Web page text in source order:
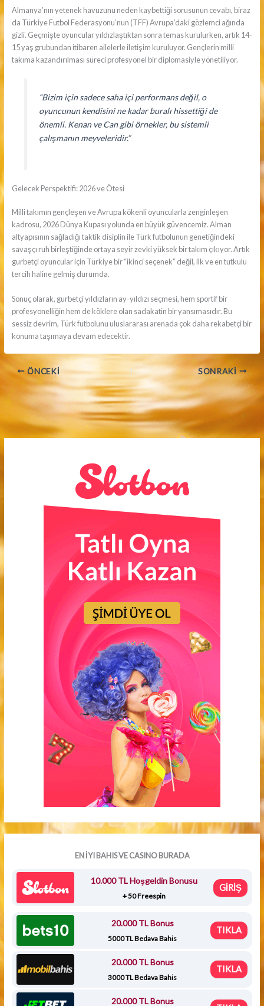
Almanya’nın yetenek havuzunu neden kaybettiği sorusunun cevabı, biraz
da Türkiye Futbol Federasyonu’nun (TFF) Avrupa’daki gözlemci ağında
gizli. Geçmişte oyuncular yıldızlaştıktan sonra temas kurulurken, artık 14-
15 yaş grubundan itibaren ailelerle iletişim kuruluyor. Gençlerin milli
takıma kazandırılması süreci profesyonel bir diplomasiyle yönetiliyor.
“Bizim için sadece saha içi performans değil, o
oyuncunun kendisini ne kadar buralı hissettiği de
önemli. Kenan ve Can gibi örnekler, bu sistemli
çalışmanın meyveleridir.”
Gelecek Perspektifi: 2026 ve Ötesi
Milli takımın gençleşen ve Avrupa kökenli oyuncularla zenginleşen
kadrosu, 2026 Dünya Kupası yolunda en büyük güvencemiz. Alman
altyapısının sağladığı taktik disiplin ile Türk futbolunun genetiğindeki
savaşçı ruh birleştiğinde ortaya seyir zevki yüksek bir takım çıkıyor. Artık
gurbetçi oyuncular için Türkiye bir “ikinci seçenek” değil, ilk ve en tutkulu
tercih haline gelmiş durumda.
Sonuç olarak, gurbetçi yıldızların ay-yıldızı seçmesi, hem sportif bir
profesyonelliğin hem de köklere olan sadakatin bir yansımasıdır. Bu
sessiz devrim, Türk futbolunu uluslararası arenada çok daha rekabetçi bir
konuma taşımaya devam edecektir.
ÖNCEKI SONRAKI
EN İYI BAHIS VE CASINO BURADA
10.000 TL Hoşgeldin Bonusu
+ 50 Freespin
GİRİŞ
20.000 TL Bonus
5000 TL Bedava Bahis
TIKLA
20.000 TL Bonus
3000 TL Bedava Bahis
TIKLA
20.000 TL Bonus